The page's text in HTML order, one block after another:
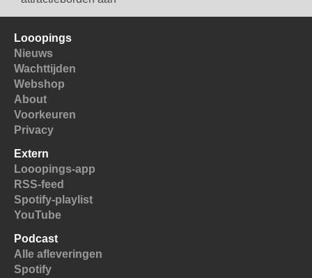
Looopings
Nieuws
Wachttijden
Webshop
About
Voorkeuren
Privacy
Extern
Looopings-app
RSS-feed
Spotify-playlist
YouTube
Podcast
Alle afleveringen
Spotify